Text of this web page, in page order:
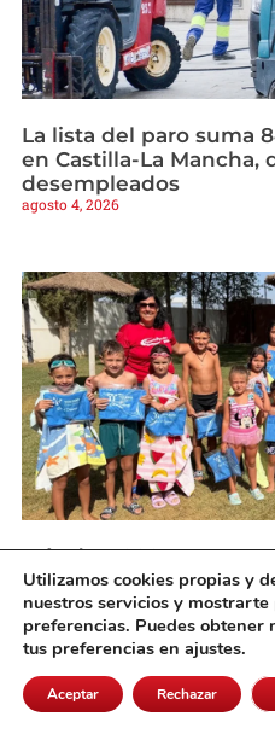
La lista del paro suma
en Castilla-La Mancha,
desempleados
agosto 4, 2026
Más de 5.000
programa de cursos
Diputación
agosto 4, 2026
Utilizamos cookies propias y
nuestros servicios y
preferencias. Puedes
tus preferencias en ajustes.
Aceptar Rechazar